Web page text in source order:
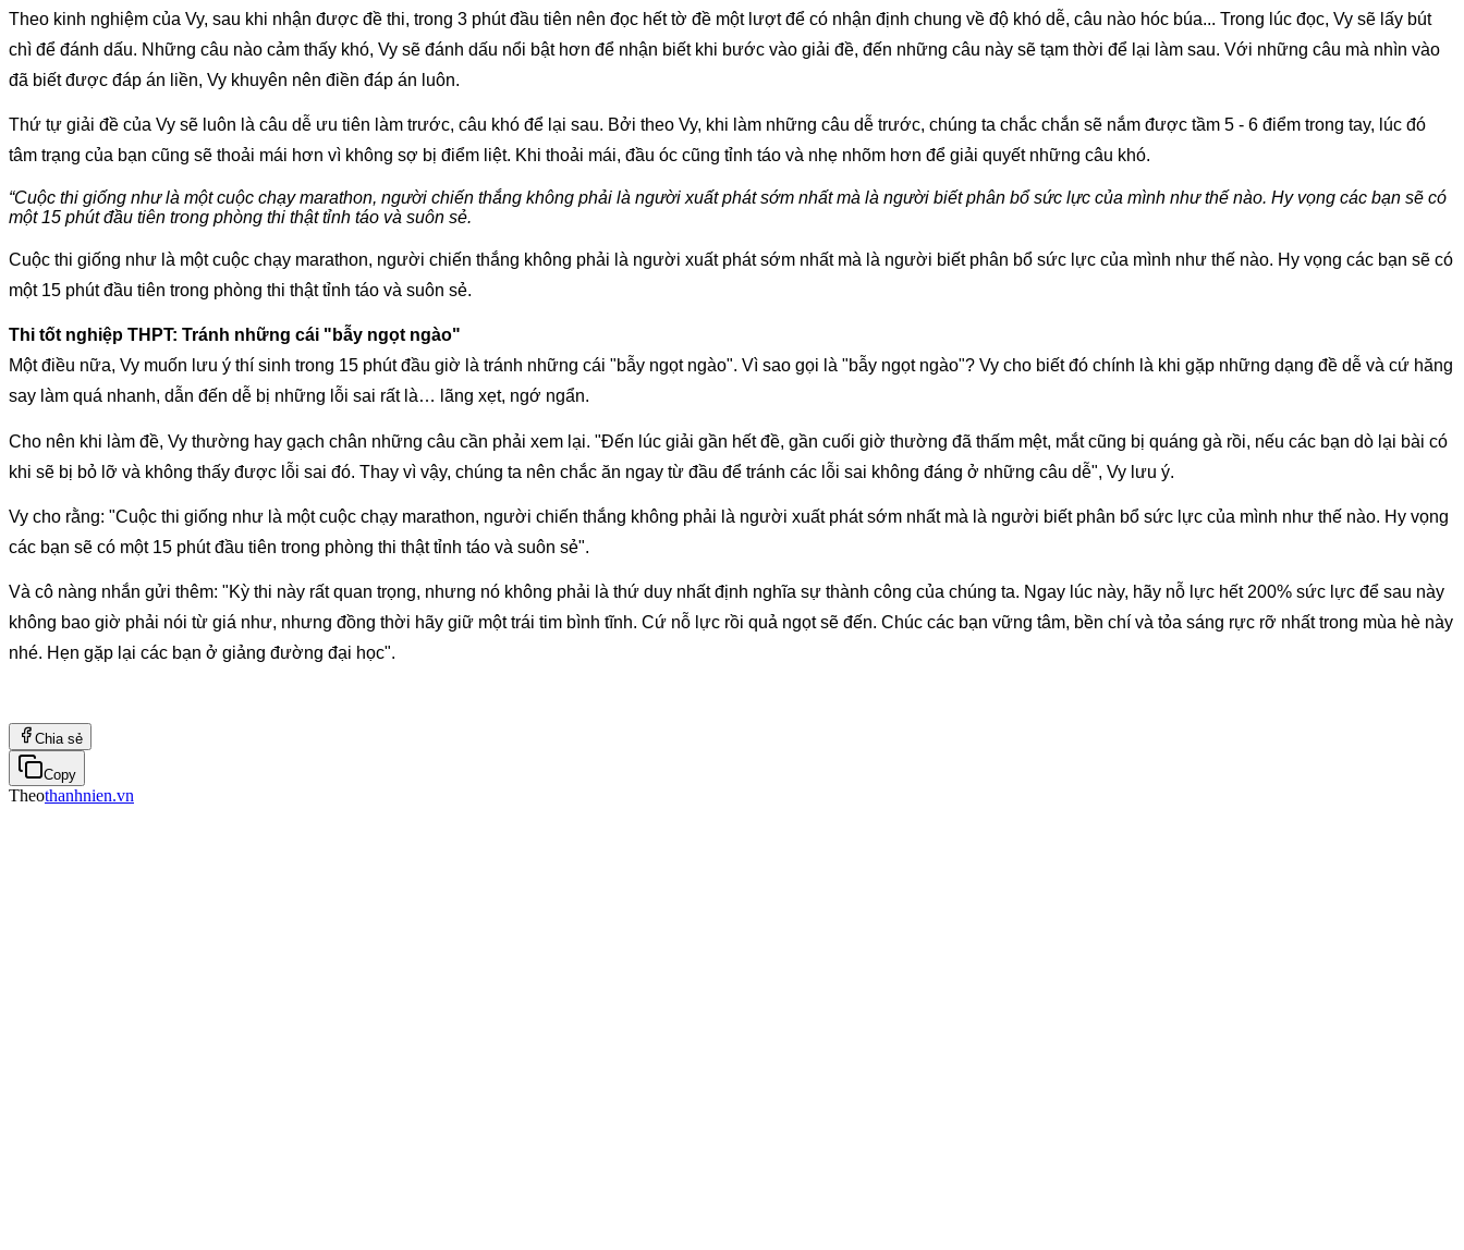
Theo kinh nghiệm của Vy, sau khi nhận được đề thi, trong 3 phút đầu tiên nên đọc hết tờ đề một lượt để có nhận định chung về độ khó dễ, câu nào hóc búa... Trong lúc đọc, Vy sẽ lấy bút
chì để đánh dấu. Những câu nào cảm thấy khó, Vy sẽ đánh dấu nổi bật hơn để nhận biết khi bước vào giải đề, đến những câu này sẽ tạm thời để lại làm sau. Với những câu mà nhìn vào
đã biết được đáp án liền, Vy khuyên nên điền đáp án luôn.
Thứ tự giải đề của Vy sẽ luôn là câu dễ ưu tiên làm trước, câu khó để lại sau. Bởi theo Vy, khi làm những câu dễ trước, chúng ta chắc chắn sẽ nắm được tầm 5 - 6 điểm trong tay, lúc đó
tâm trạng của bạn cũng sẽ thoải mái hơn vì không sợ bị điểm liệt. Khi thoải mái, đầu óc cũng tỉnh táo và nhẹ nhõm hơn để giải quyết những câu khó.
“Cuộc thi giống như là một cuộc chạy marathon, người chiến thắng không phải là người xuất phát sớm nhất mà là người biết phân bổ sức lực của mình như thế nào. Hy vọng các bạn sẽ có
một 15 phút đầu tiên trong phòng thi thật tỉnh táo và suôn sẻ.
Cuộc thi giống như là một cuộc chạy marathon, người chiến thắng không phải là người xuất phát sớm nhất mà là người biết phân bổ sức lực của mình như thế nào. Hy vọng các bạn sẽ có
một 15 phút đầu tiên trong phòng thi thật tỉnh táo và suôn sẻ.
Thi tốt nghiệp THPT: Tránh những cái "bẫy ngọt ngào"
Một điều nữa, Vy muốn lưu ý thí sinh trong 15 phút đầu giờ là tránh những cái "bẫy ngọt ngào". Vì sao gọi là "bẫy ngọt ngào"? Vy cho biết đó chính là khi gặp những dạng đề dễ và cứ hăng
say làm quá nhanh, dẫn đến dễ bị những lỗi sai rất là… lãng xẹt, ngớ ngẩn.
Cho nên khi làm đề, Vy thường hay gạch chân những câu cần phải xem lại. "Đến lúc giải gần hết đề, gần cuối giờ thường đã thấm mệt, mắt cũng bị quáng gà rồi, nếu các bạn dò lại bài có
khi sẽ bị bỏ lỡ và không thấy được lỗi sai đó. Thay vì vậy, chúng ta nên chắc ăn ngay từ đầu để tránh các lỗi sai không đáng ở những câu dễ", Vy lưu ý.
Vy cho rằng: "Cuộc thi giống như là một cuộc chạy marathon, người chiến thắng không phải là người xuất phát sớm nhất mà là người biết phân bổ sức lực của mình như thế nào. Hy vọng
các bạn sẽ có một 15 phút đầu tiên trong phòng thi thật tỉnh táo và suôn sẻ".
Và cô nàng nhắn gửi thêm: "Kỳ thi này rất quan trọng, nhưng nó không phải là thứ duy nhất định nghĩa sự thành công của chúng ta. Ngay lúc này, hãy nỗ lực hết 200% sức lực để sau này
không bao giờ phải nói từ giá như, nhưng đồng thời hãy giữ một trái tim bình tĩnh. Cứ nỗ lực rồi quả ngọt sẽ đến. Chúc các bạn vững tâm, bền chí và tỏa sáng rực rỡ nhất trong mùa hè này
nhé. Hẹn gặp lại các bạn ở giảng đường đại học".
Chia sẻ
Copy
Theothanhnien.vn